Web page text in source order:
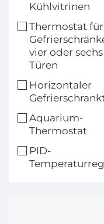
Kühlvitrinen
Thermostat für
vier oder sechs
Türen
Horizontaler
Aquarium-
Thermostat
PID-